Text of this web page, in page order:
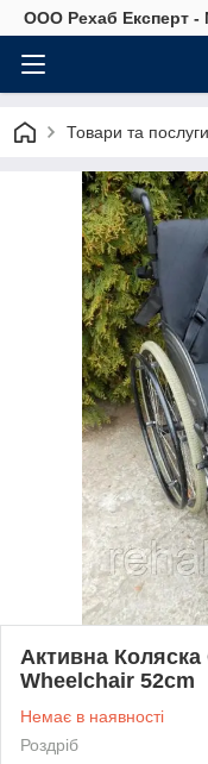
OOO Рехаб Експерт -
Товари та послуги
Активна
Wheelchair 52cm
Немає в наявності
Роздріб